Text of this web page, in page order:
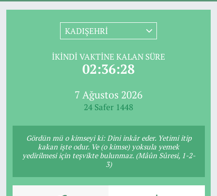
KADIŞEHRİ
İKINDI VAKTINE KALAN SÜRE
02:36:28
7 Ağustos 2026
24 Safer 1448
Gördün mü o kimseyi ki: Dini inkâr eder. Yetimi itip
kakan işte odur. Ve (o kimse) yoksula yemek
yedirilmesi için teşvikte bulunmaz. (Mâûn Sûresi, 1-2-
3)